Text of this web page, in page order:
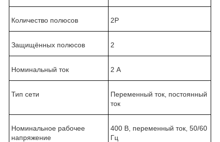
Количество полюсов 2P
Защищённых полюсов 2
Номинальный ток 2 А
Тип сети
Переменный ток, постоянный
ток
Номинальное рабочее
напряжение
400 В, переменный ток, 50/60
Гц